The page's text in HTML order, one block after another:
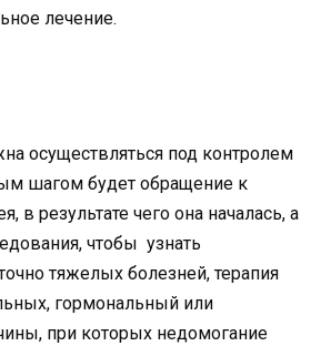
лечение.
осуществляться под контролем
шагом будет обращение к
в результате чего она началась, а
чтобы узнать
тяжелых болезней, терапия
гормональный или
при которых недомогание